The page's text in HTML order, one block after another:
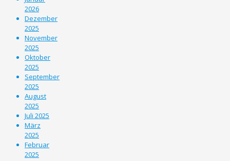
2026
Dezember
2025
November
2025
Oktober
2025
September
2025
August
2025
Juli 2025
März
2025
Februar
2025